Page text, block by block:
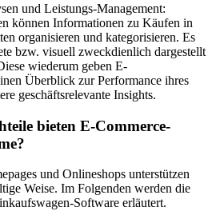
und Leistungs-Management:
können Informationen zu Käufen in
organisieren und kategorisieren. Es
bzw. visuell zweckdienlich dargestellt
wiederum geben E-
Überblick zur Performance ihres
geschäftsrelevante Insights.
bieten E-Commerce-
und Onlineshops unterstützen
Weise. Im Folgenden werden die
Software erläutert.